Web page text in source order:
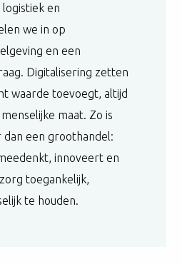
en
we in op
en een
Digitalisering zetten
waarde toevoegt, altijd
maat. Zo is
een groothandel:
innoveert en
toegankelijk,
te houden.